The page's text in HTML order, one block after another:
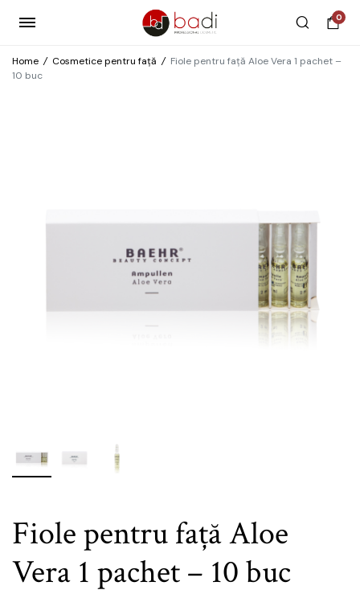
0
Home / Cosmetice pentru față / Fiole pentru față Aloe Vera 1 pachet –
10 buc
Fiole pentru față Aloe
Vera 1 pachet – 10 buc